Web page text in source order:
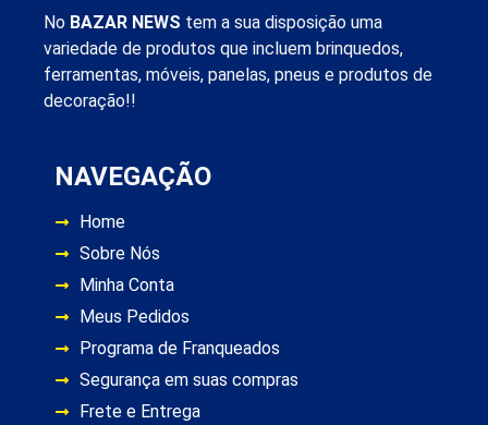
No BAZAR NEWS tem a sua disposição uma
variedade de produtos que incluem brinquedos,
ferramentas, móveis, panelas, pneus e produtos de
decoração!!
NAVEGAÇÃO
Home
Sobre Nós
Minha Conta
Meus Pedidos
Programa de Franqueados
Segurança em suas compras
Frete e Entrega